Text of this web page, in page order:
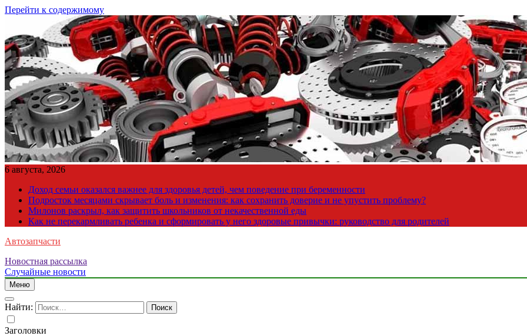
Перейти к содержимому
6 августа, 2026
Доход семьи оказался важнее для здоровья детей, чем поведение при беременности
Подросток месяцами скрывает боль и изменения: как сохранить доверие и не упустить проблему?
Милонов раскрыл, как защитить школьников от некачественной еды
Как не перекармливать ребенка и сформировать у него здоровые привычки: руководство для родителей
Автозапчасти
Новостная рассылка
Случайные новости
Меню
Найти:
Заголовки